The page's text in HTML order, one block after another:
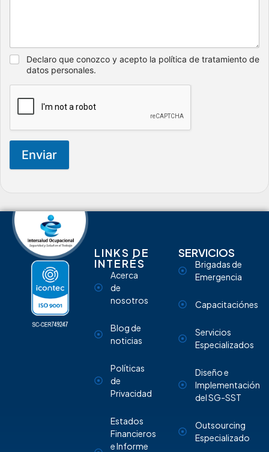
Declaro que conozco y acepto la política de tratamiento de
datos personales.
Enviar
LINKS DE
INTERÉS
Acerca
de
nosotros
Blog de
noticias
Políticas
de
Privacidad
Estados
Financieros
e Informe
SERVICIOS
Brigadas de
Emergencia
Capacitaciónes
Servicios
Especializados
Diseño e
Implementación
del SG-SST
Outsourcing
Especializado